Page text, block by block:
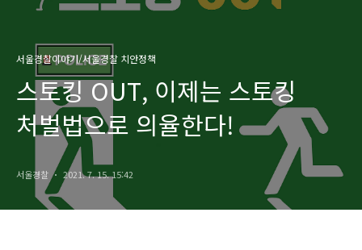
서울경찰이야기/서울경찰 치안정책
스토킹 OUT, 이제는 스토킹
처벌법으로 의율한다!
서울경찰 2021. 7. 15. 15:42